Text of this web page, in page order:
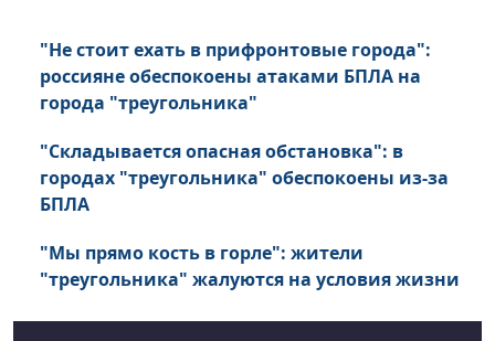
"Не стоит ехать в прифронтовые города":
россияне обеспокоены атаками БПЛА на
города "треугольника"
"Складывается опасная обстановка": в
городах "треугольника" обеспокоены из-за
БПЛА
"Мы прямо кость в горле": жители
"треугольника" жалуются на условия жизни